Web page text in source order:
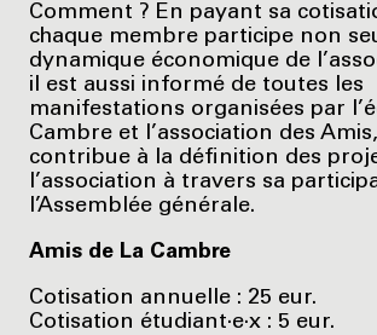
Comment ? En payant sa
chaque membre participe non
dynamique économique de
il est aussi informé de toutes les
manifestations organisées par
Cambre et l’association des
contribue à la définition des
l’association à travers sa
l’Assemblée générale.
Amis de La Cambre
Cotisation annuelle : 25 eur.
Cotisation étudiant·e·x : 5 eur.